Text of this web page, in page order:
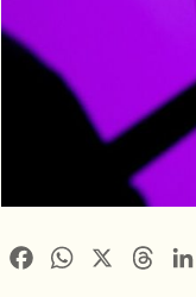
FacebookWhatsApp